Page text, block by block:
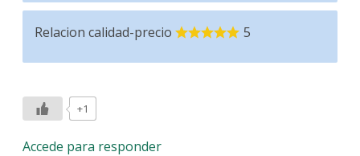
Relacion calidad-precio 5
+1
Accede para responder